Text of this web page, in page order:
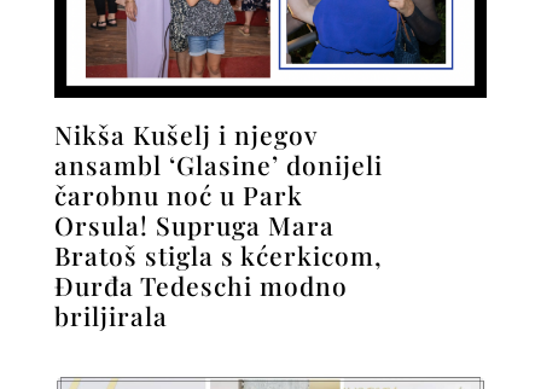
Nikša Kušelj i njegov
ansambl ‘Glasine’ donijeli
čarobnu noć u Park
Orsula! Supruga Mara
Bratoš stigla s kćerkicom,
Đurđa Tedeschi modno
briljirala